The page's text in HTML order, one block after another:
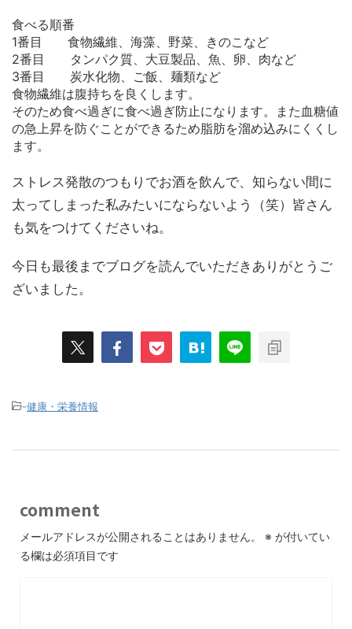
食べる順番
1番目 食物繊維、海藻、野菜、きのこなど
2番目 タンパク質、大豆製品、魚、卵、肉など
3番目 炭水化物、ご飯、麺類など
食物繊維は腹持ちを良くします。
そのため食べ過ぎに食べ過ぎ防止になります。また血糖値
の急上昇を防ぐことができるため脂肪を溜め込みにくくし
ます。
ストレス発散のつもりでお酒を飲んで、知らない間に
太ってしまった私みたいにならないよう（笑）皆さん
も気をつけてくださいね。
今日も最後までブログを読んでいただきありがとうご
ざいました。
-健康・栄養情報
comment
メールアドレスが公開されることはありません。 ※ が付いてい
る欄は必須項目です